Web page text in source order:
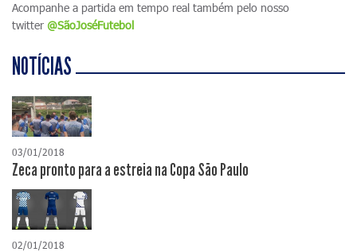
Acompanhe a partida em tempo real também pelo nosso
twitter @SãoJoséFutebol
NOTÍCIAS
03/01/2018
Zeca pronto para a estreia na Copa São Paulo
02/01/2018